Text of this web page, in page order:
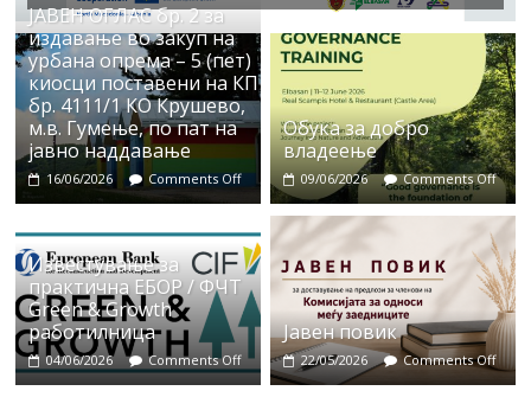
ЈАВЕН ОГЛАС бр. 2 за
издавање во закуп на
урбана опрема – 5 (пет)
киосци поставени на КП
бр. 4111/1 КО Крушево,
м.в. Гумење, по пат на
јавно наддавање
16/06/2026 Comments Off
Обука за добро
владеење
09/06/2026 Comments Off
Известување за
практична ЕБОР / ФЧТ
Green & Growth
работилница
04/06/2026 Comments Off
Јавен повик
22/05/2026 Comments Off